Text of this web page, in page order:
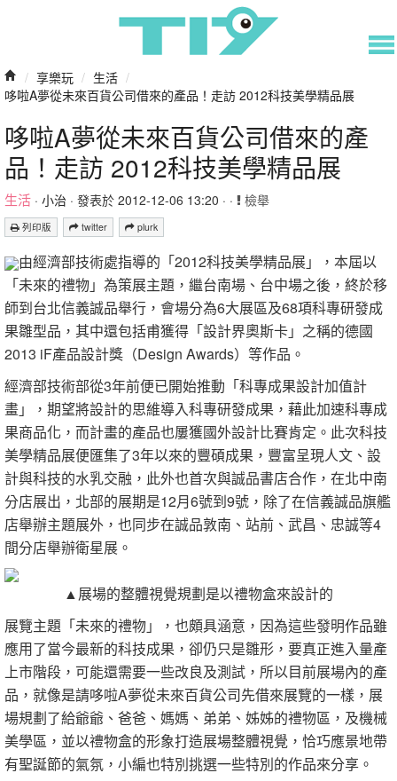
/ 享樂玩 / 生活 /
哆啦A夢從未來百貨公司借來的產品！走訪 2012科技美學精品展
哆啦A夢從未來百貨公司借來的產
品！走訪 2012科技美學精品展
生活 · 小治 · 發表於 2012-12-06 13:20 · · 檢舉
列印版 twitter plurk
由經濟部技術處指導的「2012科技美學精品展」，本屆以
「未來的禮物」為策展主題，繼台南場、台中場之後，終於移
師到台北信義誠品舉行，會場分為6大展區及68項科專研發成
果雛型品，其中還包括甫獲得「設計界奧斯卡」之稱的德國
2013 iF產品設計獎（Design Awards）等作品。
經濟部技術部從3年前便已開始推動「科專成果設計加值計
畫」，期望將設計的思維導入科專研發成果，藉此加速科專成
果商品化，而計畫的產品也屢獲國外設計比賽肯定。此次科技
美學精品展便匯集了3年以來的豐碩成果，豐富呈現人文、設
計與科技的水乳交融，此外也首次與誠品書店合作，在北中南
分店展出，北部的展期是12月6號到9號，除了在信義誠品旗艦
店舉辦主題展外，也同步在誠品敦南、站前、武昌、忠誠等4
間分店舉辦衛星展。
▲展場的整體視覺規劃是以禮物盒來設計的
展覽主題「未來的禮物」，也頗具涵意，因為這些發明作品雖
應用了當今最新的科技成果，卻仍只是雛形，要真正進入量產
上市階段，可能還需要一些改良及測試，所以目前展場內的產
品，就像是請哆啦A夢從未來百貨公司先借來展覽的一樣，展
場規劃了給爺爺、爸爸、媽媽、弟弟、姊姊的禮物區，及機械
美學區，並以禮物盒的形象打造展場整體視覺，恰巧應景地帶
有聖誕節的氣氛，小編也特別挑選一些特別的作品來分享。